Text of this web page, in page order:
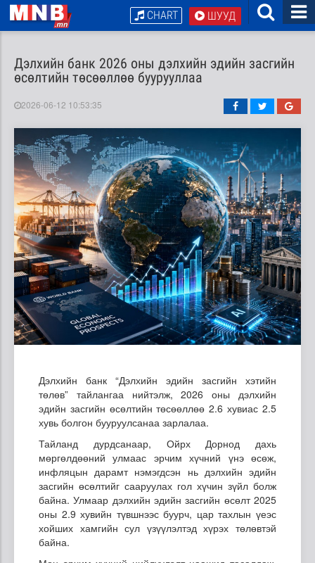
ШУУД
CHART
Дэлхийн банк 2026 оны дэлхийн эдийн засгийн
өсөлтийн төсөөллөө буурууллаа
2026-06-12 10:53:35
Дэлхийн банк “Дэлхийн эдийн засгийн хэтийн
төлөв” тайлангаа нийтэлж, 2026 оны дэлхийн
эдийн засгийн өсөлтийн төсөөллөө 2.6 хувиас 2.5
хувь болгон бууруулсанаа зарлалаа.
Тайланд дурдсанаар, Ойрх Дорнод дахь
мөргөлдөөний улмаас эрчим хүчний үнэ өсөж,
инфляцын дарамт нэмэгдсэн нь дэлхийн эдийн
засгийн өсөлтийг сааруулах гол хүчин зүйл болж
байна. Улмаар дэлхийн эдийн засгийн өсөлт 2025
оны 2.9 хувийн түвшнээс буурч, цар тахлын үеэс
хойших хамгийн сул үзүүлэлтэд хүрэх төлөвтэй
байна.